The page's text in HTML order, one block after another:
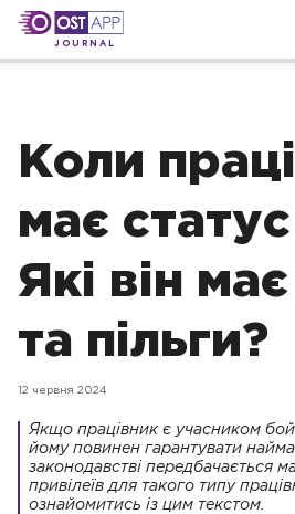
JOURNAL
Коли
має
Які він
та пільги?
12 червня 2024
Якщо працівник є учасником
йому повинен гарантувати
законодавстві передбачається
привілеїв для такого типу
ознайомитись із цим текстом.